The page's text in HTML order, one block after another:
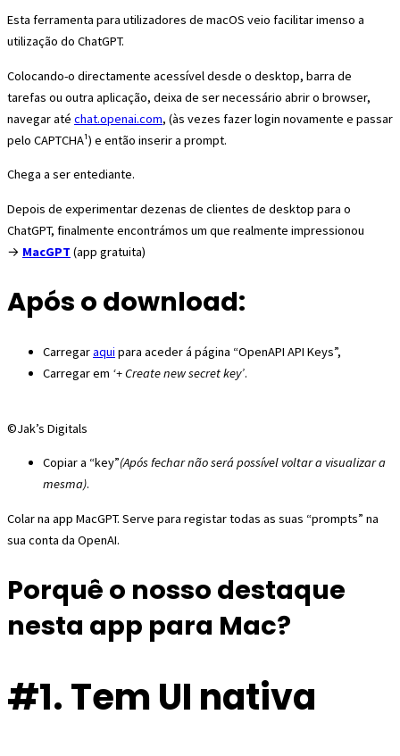
Esta ferramenta para utilizadores de macOS veio facilitar imenso a
utilização do ChatGPT.
Colocando-o directamente acessível desde o desktop, barra de
tarefas ou outra aplicação, deixa de ser necessário abrir o browser,
navegar até chat.openai.com, (às vezes fazer login novamente e passar
pelo CAPTCHA¹) e então inserir a prompt.
Chega a ser entediante.
Depois de experimentar dezenas de clientes de desktop para o
ChatGPT, finalmente encontrámos um que realmente impressionou
→ MacGPT (app gratuita)
Após o download:
Carregaraqui para aceder á página “OpenAPI API Keys”,
Carregar em ‘+ Create new secret key’.
©Jak’s Digitals
Copiar a “key”(Após fechar não será possível voltar a visualizar a
mesma).
Colar na app MacGPT. Serve para registar todas as suas “prompts” na
sua conta da OpenAI.
Porquê o nosso destaque
nesta app para Mac?
#1. Tem UI nativa